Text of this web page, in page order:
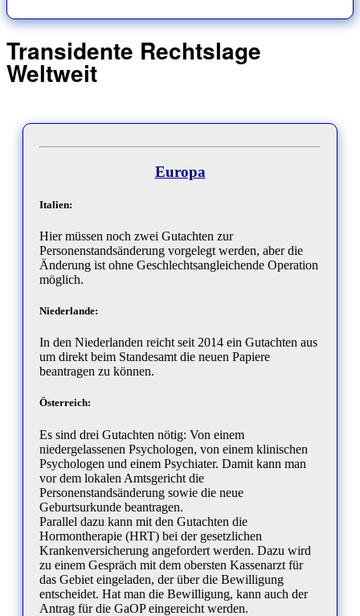
Transidente Rechtslage
Weltweit
Europa
Italien:
Hier müssen noch zwei Gutachten zur
Personenstandsänderung vorgelegt werden, aber die
Änderung ist ohne Geschlechtsangleichende Operation
möglich.
Niederlande:
In den Niederlanden reicht seit 2014 ein Gutachten aus
um direkt beim Standesamt die neuen Papiere
beantragen zu können.
Österreich:
Es sind drei Gutachten nötig: Von einem
niedergelassenen Psychologen, von einem klinischen
Psychologen und einem Psychiater. Damit kann man
vor dem lokalen Amtsgericht die
Personenstandsänderung sowie die neue
Geburtsurkunde beantragen.
Parallel dazu kann mit den Gutachten die
Hormontherapie (HRT) bei der gesetzlichen
Krankenversicherung angefordert werden. Dazu wird
zu einem Gespräch mit dem obersten Kassenarzt für
das Gebiet eingeladen, der über die Bewilligung
entscheidet. Hat man die Bewilligung, kann auch der
Antrag für die GaOP eingereicht werden.